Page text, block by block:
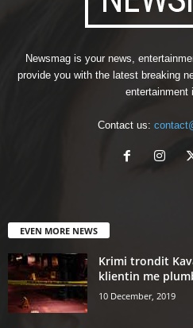
Newsmag is your news,
provide you with the latest breaking
entertainment
Contact us:
EVEN MORE NEWS
Krimi trondit
klientin me
10 December, 2019